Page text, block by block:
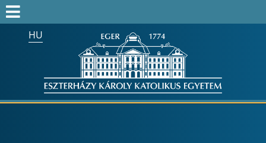
HU
FELVETTEK
Keresés az egész honlapon: